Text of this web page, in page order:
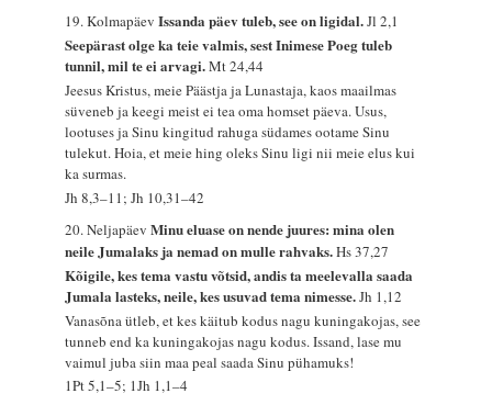
19. KolmapäevIssanda päev tuleb, see on ligidal.Jl 2,1
Seepärast olge ka teie valmis, sest Inimese Poeg tuleb
tunnil, mil te ei arvagi.Mt 24,44
Jeesus Kristus, meie Päästja ja Lunastaja, kaos maailmas
süveneb ja keegi meist ei tea oma homset päeva. Usus,
lootuses ja Sinu kingitud rahuga südames ootame Sinu
tulekut. Hoia, et meie hing oleks Sinu ligi nii meie elus kui
ka surmas.
Jh 8,3–11; Jh 10,31–42
20. NeljapäevMinu eluase on nende juures: mina olen
neile Jumalaks ja nemad on mulle rahvaks.Hs 37,27
Kõigile, kes tema vastu võtsid, andis ta meelevalla saada
Jumala lasteks, neile, kes usuvad tema nimesse.Jh 1,12
Vanasõna ütleb, et kes käitub kodus nagu kuningakojas, see
tunneb end ka kuningakojas nagu kodus. Issand, lase mu
vaimul juba siin maa peal saada Sinu pühamuks!
1Pt 5,1–5; 1Jh 1,1–4